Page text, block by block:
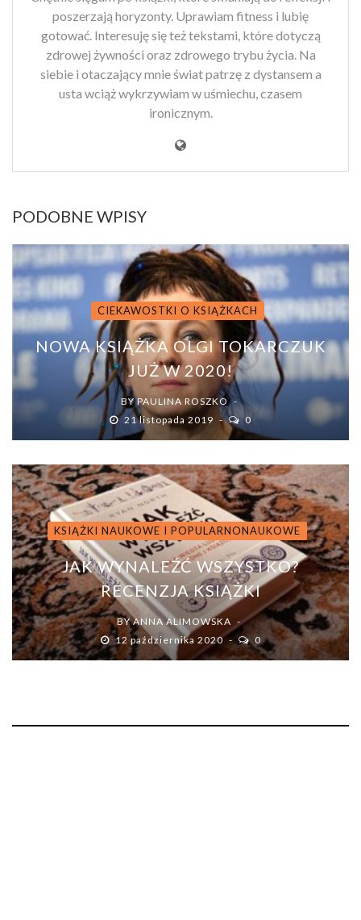
poszerzają horyzonty. Uprawiam fitness i lubię
gotować. Interesuję się też tekstami, które dotyczą
zdrowej żywności oraz zdrowego trybu życia. Na
siebie i otaczający mnie świat patrzę z dystansem a
usta wciąż wykrzywiam w uśmiechu, czasem
ironicznym.
PODOBNE WPISY
CIEKAWOSTKI O KSIĄŻKACH
NOWA KSIĄŻKA OLGI TOKARCZUK
JUŻ W 2020!
BYPAULINA ROSZKO
21 listopada 2019
0
KSIĄŻKI NAUKOWE I POPULARNONAUKOWE
JAK WYNALEŹĆ WSZYSTKO?
RECENZJA KSIĄŻKI
BYANNA ALIMOWSKA
12 października 2020
0